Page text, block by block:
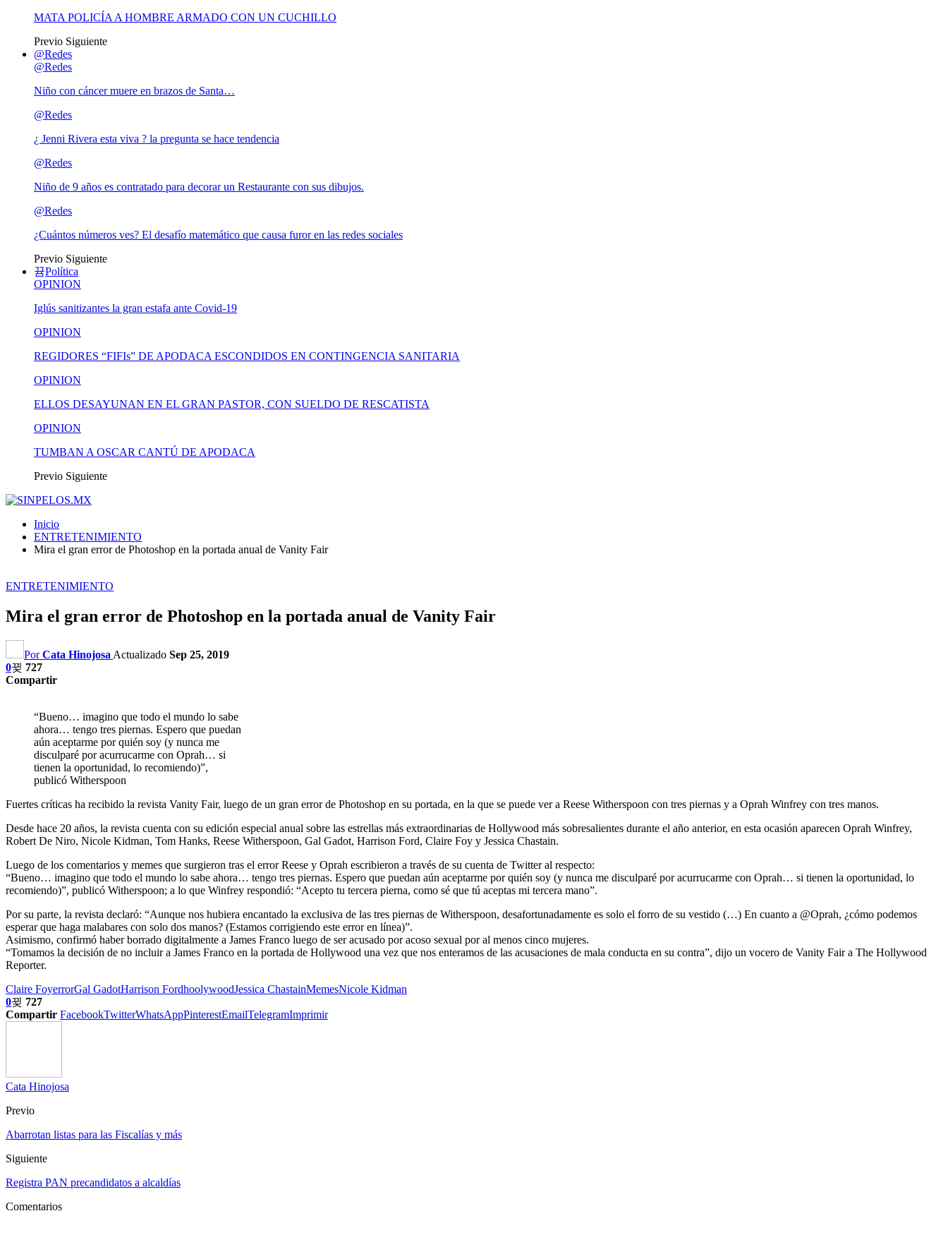
MATA POLICÍA A HOMBRE ARMADO CON UN CUCHILLO
Previo Siguiente
@Redes
@Redes
Niño con cáncer muere en brazos de Santa…
@Redes
¿ Jenni Rivera esta viva ? la pregunta se hace tendencia
@Redes
Niño de 9 años es contratado para decorar un Restaurante con sus dibujos.
@Redes
¿Cuántos números ves? El desafío matemático que causa furor en las redes sociales
Previo Siguiente
Política
OPINION
Iglús sanitizantes la gran estafa ante Covid-19
OPINION
REGIDORES “FIFIs” DE APODACA ESCONDIDOS EN CONTINGENCIA SANITARIA
OPINION
ELLOS DESAYUNAN EN EL GRAN PASTOR, CON SUELDO DE RESCATISTA
OPINION
TUMBAN A OSCAR CANTÚ DE APODACA
Previo Siguiente
Inicio
ENTRETENIMIENTO
Mira el gran error de Photoshop en la portada anual de Vanity Fair
ENTRETENIMIENTO
Mira el gran error de Photoshop en la portada anual de Vanity Fair
PorCata Hinojosa Actualizado Sep 25, 2019
0
727
Compartir
“Bueno… imagino que todo el mundo lo sabe
ahora… tengo tres piernas. Espero que puedan
aún aceptarme por quién soy (y nunca me
disculparé por acurrucarme con Oprah… si
tienen la oportunidad, lo recomiendo)”,
publicó Witherspoon
Fuertes críticas ha recibido la revista Vanity Fair, luego de un gran error de Photoshop en su portada, en la que se puede ver a Reese Witherspoon con tres piernas y a Oprah Winfrey con tres manos.
Desde hace 20 años, la revista cuenta con su edición especial anual sobre las estrellas más extraordinarias de Hollywood más sobresalientes durante el año anterior, en esta ocasión aparecen Oprah Winfrey,
Robert De Niro, Nicole Kidman, Tom Hanks, Reese Witherspoon, Gal Gadot, Harrison Ford, Claire Foy y Jessica Chastain.
Luego de los comentarios y memes que surgieron tras el error Reese y Oprah escribieron a través de su cuenta de Twitter al respecto:
“Bueno… imagino que todo el mundo lo sabe ahora… tengo tres piernas. Espero que puedan aún aceptarme por quién soy (y nunca me disculparé por acurrucarme con Oprah… si tienen la oportunidad, lo
recomiendo)”, publicó Witherspoon; a lo que Winfrey respondió: “Acepto tu tercera pierna, como sé que tú aceptas mi tercera mano”.
Por su parte, la revista declaró: “Aunque nos hubiera encantado la exclusiva de las tres piernas de Witherspoon, desafortunadamente es solo el forro de su vestido (…) En cuanto a @Oprah, ¿cómo podemos
esperar que haga malabares con solo dos manos? (Estamos corrigiendo este error en línea)”.
Asimismo, confirmó haber borrado digitalmente a James Franco luego de ser acusado por acoso sexual por al menos cinco mujeres.
“Tomamos la decisión de no incluir a James Franco en la portada de Hollywood una vez que nos enteramos de las acusaciones de mala conducta en su contra”, dijo un vocero de Vanity Fair a The Hollywood
Reporter.
Claire FoyerrorGal GadotHarrison FordhoolywoodJessica ChastainMemesNicole Kidman
0
727
Compartir FacebookTwitterWhatsAppPinterestEmailTelegramImprimir
Cata Hinojosa
Previo
Abarrotan listas para las Fiscalías y más
Siguiente
Registra PAN precandidatos a alcaldías
Comentarios